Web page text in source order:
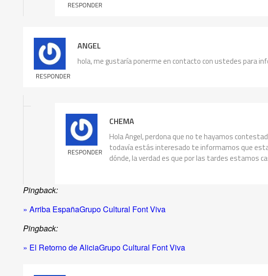
RESPONDER
RESPONDER
ANGEL
hola, me gustaría ponerme en contacto con ustedes para
RESPONDER
CHEMA
Hola Angel, perdona que no te hayamos
todavía estás interesado te informamos que
dónde, la verdad es que por las tardes estamos
Pingback:
» Arriba EspañaGrupo Cultural Font Viva
Pingback:
» El Retorno de AliciaGrupo Cultural Font Viva